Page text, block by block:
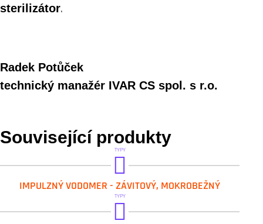
sterilizátor.
Radek Potůček
technický manažér IVAR CS spol. s r.o.
Související produkty
TYPY
GEL.PRISLUSENSTVI
IMPULZNÝ VODOMER - ZÁVITOVÝ, MOKROBEŽNÝ
TYPY